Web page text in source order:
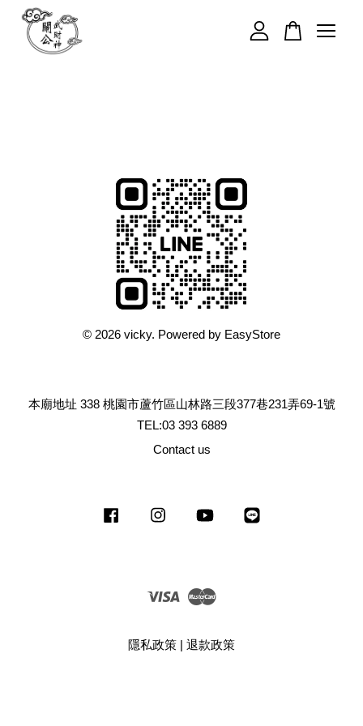
© 2026 vicky. Powered by EasyStore
本廟地址 338 桃園市蘆竹區山林路三段377巷231弄69-1號
TEL:03 393 6889
Contact us
Facebook Instagram YouTube
Visa
隱私政策 | 退款政策